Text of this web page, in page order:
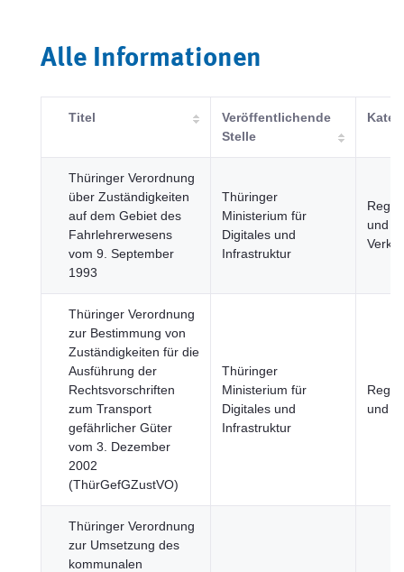
Alle Informationen
Titel
Veröffentlichende
Stelle
Thüringer Verordnung
über Zuständigkeiten
auf dem Gebiet des
Fahrlehrerwesens
vom 9. September
1993
Thüringer
Ministerium für
Digitales und
Infrastruktur
und
Thüringer Verordnung
zur Bestimmung von
Zuständigkeiten für die
Ausführung der
Rechtsvorschriften
zum Transport
gefährlicher Güter
vom 3. Dezember
2002
(ThürGefGZustVO)
Thüringer
Ministerium für
Digitales und
Infrastruktur
und
Thüringer Verordnung
zur Umsetzung des
kommunalen